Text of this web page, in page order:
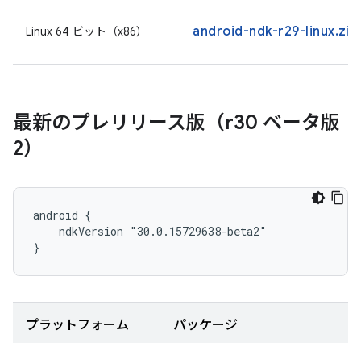
Linux 64 ビット（x86） android-ndk-r29-linux.zip
最新のプレリリース版（r30 ベータ版
2）
android {
    ndkVersion "30.0.15729638-beta2"
}
プラットフォーム パッケージ